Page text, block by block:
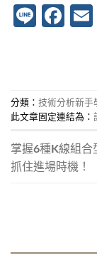
Line
分類： 技術分析新手
此文章固定連結為：
掌握6種K線組合
抓住進場時機！